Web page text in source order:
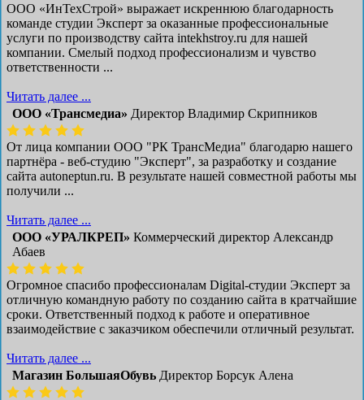
ООО «ИнТехСтрой» выражает искреннюю благодарность
команде студии Эксперт за оказанные профессиональные
услуги по производству сайта intekhstroy.ru для нашей
компании. Смелый подход профессионализм и чувство
ответственности ...
Читать далее ...
ООО «Трансмедиа» Директор Владимир Скрипников
От лица компании ООО "РК ТрансМедиа" благодарю нашего
партнёра - веб-студию "Эксперт", за разработку и создание
сайта autoneptun.ru. В результате нашей совместной работы мы
получили ...
Читать далее ...
ООО «УРАЛКРЕП» Коммерческий директор Александр
Абаев
Огромное спасибо профессионалам Digital-студии Эксперт за
отличную командную работу по созданию сайта в кратчайшие
сроки. Ответственный подход к работе и оперативное
взаимодействие с заказчиком обеспечили отличный результат.
Читать далее ...
Магазин БольшаяОбувь Директор Борсук Алена